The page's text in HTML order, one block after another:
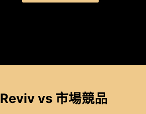
Reviv vs 市場競品